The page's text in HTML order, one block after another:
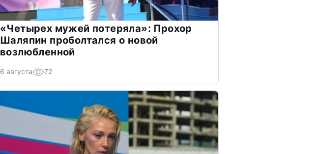
«Четырех мужей потеряла»: Прохор
Шаляпин проболтался о новой
возлюбленной
6 августа 72